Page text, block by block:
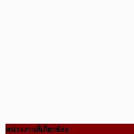
หน่วยงานที่เกี่ยวข้อง